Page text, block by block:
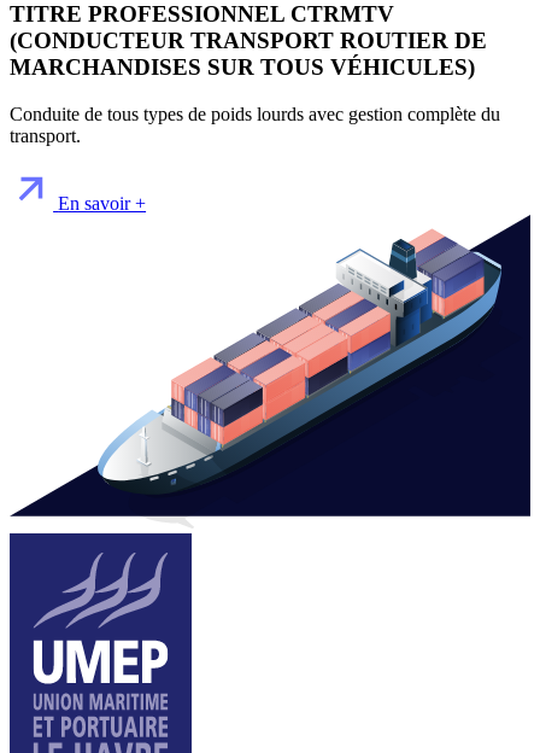
TITRE PROFESSIONNEL CTRMTV
(CONDUCTEUR TRANSPORT ROUTIER DE
MARCHANDISES SUR TOUS VÉHICULES)
Conduite de tous types de poids lourds avec gestion complète du
transport.
En savoir +